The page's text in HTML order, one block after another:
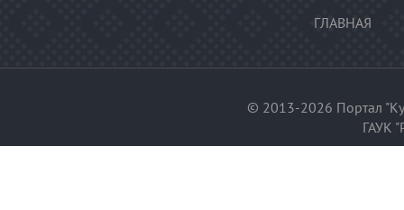
ГЛАВНАЯ
© 2013-2026 Портал
ГАУК